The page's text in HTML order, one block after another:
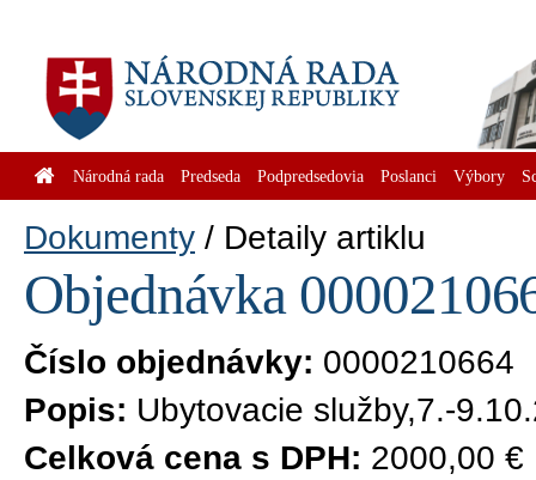
Národná rada Predseda Podpredsedovia Poslanci Výbory
Dokumenty Detaily artiklu
Objednávka
Číslo objednávky: 0000210664
Popis: Ubytovacie služby,7.-
Celková cena s DPH: 2000,00 €